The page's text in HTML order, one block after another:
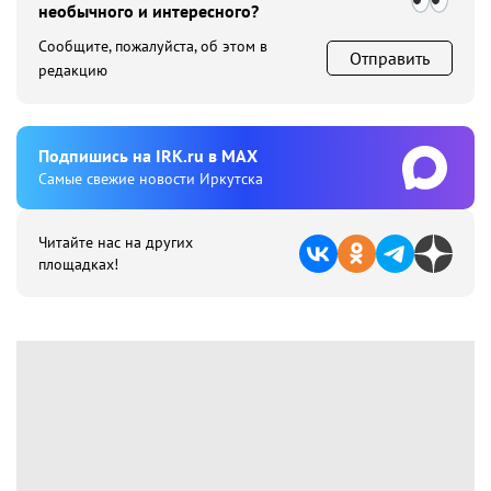
необычного и интересного?
Сообщите, пожалуйста, об этом в
редакцию
Отправить
Подпишиcь на IRK.ru в MAX
Cамые свежие новости Иркутска
Читайте нас на других
площадках!